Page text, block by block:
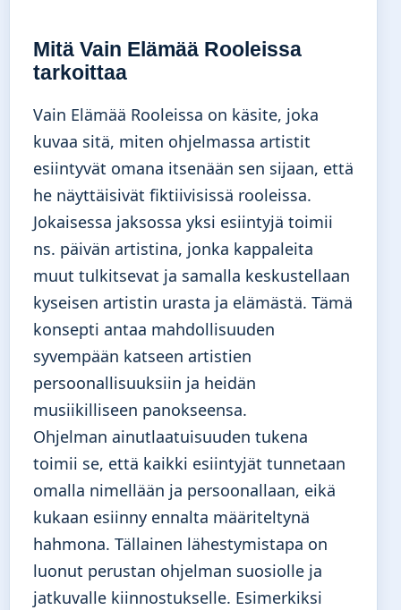
Mitä Vain Elämää Rooleissa
tarkoittaa
Vain Elämää Rooleissa on käsite, joka
kuvaa sitä, miten ohjelmassa artistit
esiintyvät omana itsenään sen sijaan, että
he näyttäisivät fiktiivisissä rooleissa.
Jokaisessa jaksossa yksi esiintyjä toimii
ns. päivän artistina, jonka kappaleita
muut tulkitsevat ja samalla keskustellaan
kyseisen artistin urasta ja elämästä. Tämä
konsepti antaa mahdollisuuden
syvempään katseen artistien
persoonallisuuksiin ja heidän
musiikilliseen panokseensa.
Ohjelman ainutlaatuisuuden tukena
toimii se, että kaikki esiintyjät tunnetaan
omalla nimellään ja persoonallaan, eikä
kukaan esiinny ennalta määriteltynä
hahmona. Tällainen lähestymistapa on
luonut perustan ohjelman suosiolle ja
jatkuvalle kiinnostukselle. Esimerkiksi